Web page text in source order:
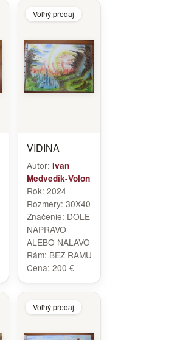
Voľný predaj
VIDINA
Autor: Ivan
Medvedík-Volon
Rok: 2024
Rozmery: 30X40
Značenie: DOLE
NAPRAVO
ALEBO NALAVO
Rám: BEZ RAMU
Cena: 200 €
Voľný predaj